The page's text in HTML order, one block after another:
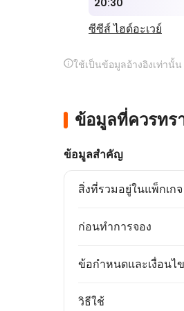
20:30
ซีซีส์ ไฮด์อะเวย์
ใช้เป็นข้อมูลอ้างอิงเท่านั้
ข้อมูลที่ควรทร
ข้อมูลสำคัญ
สิ่งที่รวมอยู่ในแพ็กเกจ
ก่อนทำการจอง
ข้อกำหนดและเงื่อนไข
วิธีใช้